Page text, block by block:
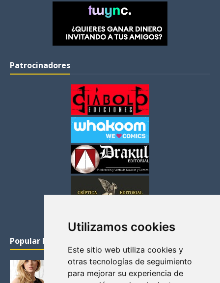
Utilizamos cookies
Este sitio web utiliza cookies y
otras tecnologías de seguimiento
para mejorar su experiencia de
Patrocinadores
Popular Posts
KATHERYN WINNICK: LA ACTRIZ MAS GUAPA DE
VIKINGOS